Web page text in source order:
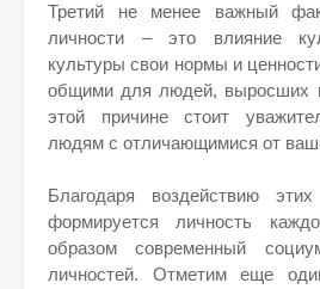
Третий не менее важный
личности – это влияние
культуры свои нормы и
общими для людей, выросших
этой причине стоит
людям с отличающимися от
Благодаря воздействию
формируется личность
образом современный
личностей. Отметим еще